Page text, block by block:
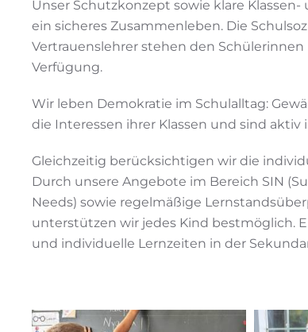
Unser Schutzkonzept sowie klare
ein sicheres Zusammenleben. Die
Vertrauenslehrer stehen den
Verfügung.
Wir leben Demokratie im Schulalltag:
die Interessen ihrer Klassen und sind
Gleichzeitig berücksichtigen wir die
Durch unsere Angebote im Bereich SIN
Needs) sowie regelmäßige
unterstützen wir jedes Kind bestmöglich.
und individuelle Lernzeiten in der